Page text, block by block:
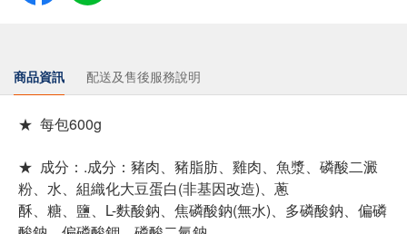
商品資訊 配送及售後服務說明
★ 每包600g
★ 成分：.成分：豬肉、豬脂肪、雞肉、魚漿、磷酸二澱
粉、水、 組織化大豆蛋白(非基因改造)、蔥
酥、糖、鹽、L-麩酸鈉、焦磷酸鈉(無水)、多磷酸鈉、 偏磷